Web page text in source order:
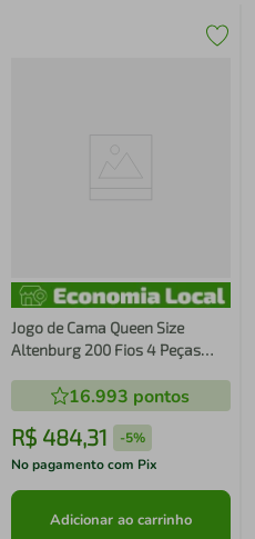
Jogo de Cama Queen Size
Altenburg 200 Fios 4 Peças
16.993 pontos
R$ 484,31 -5%
No pagamento com Pix
Adicionar ao carrinho